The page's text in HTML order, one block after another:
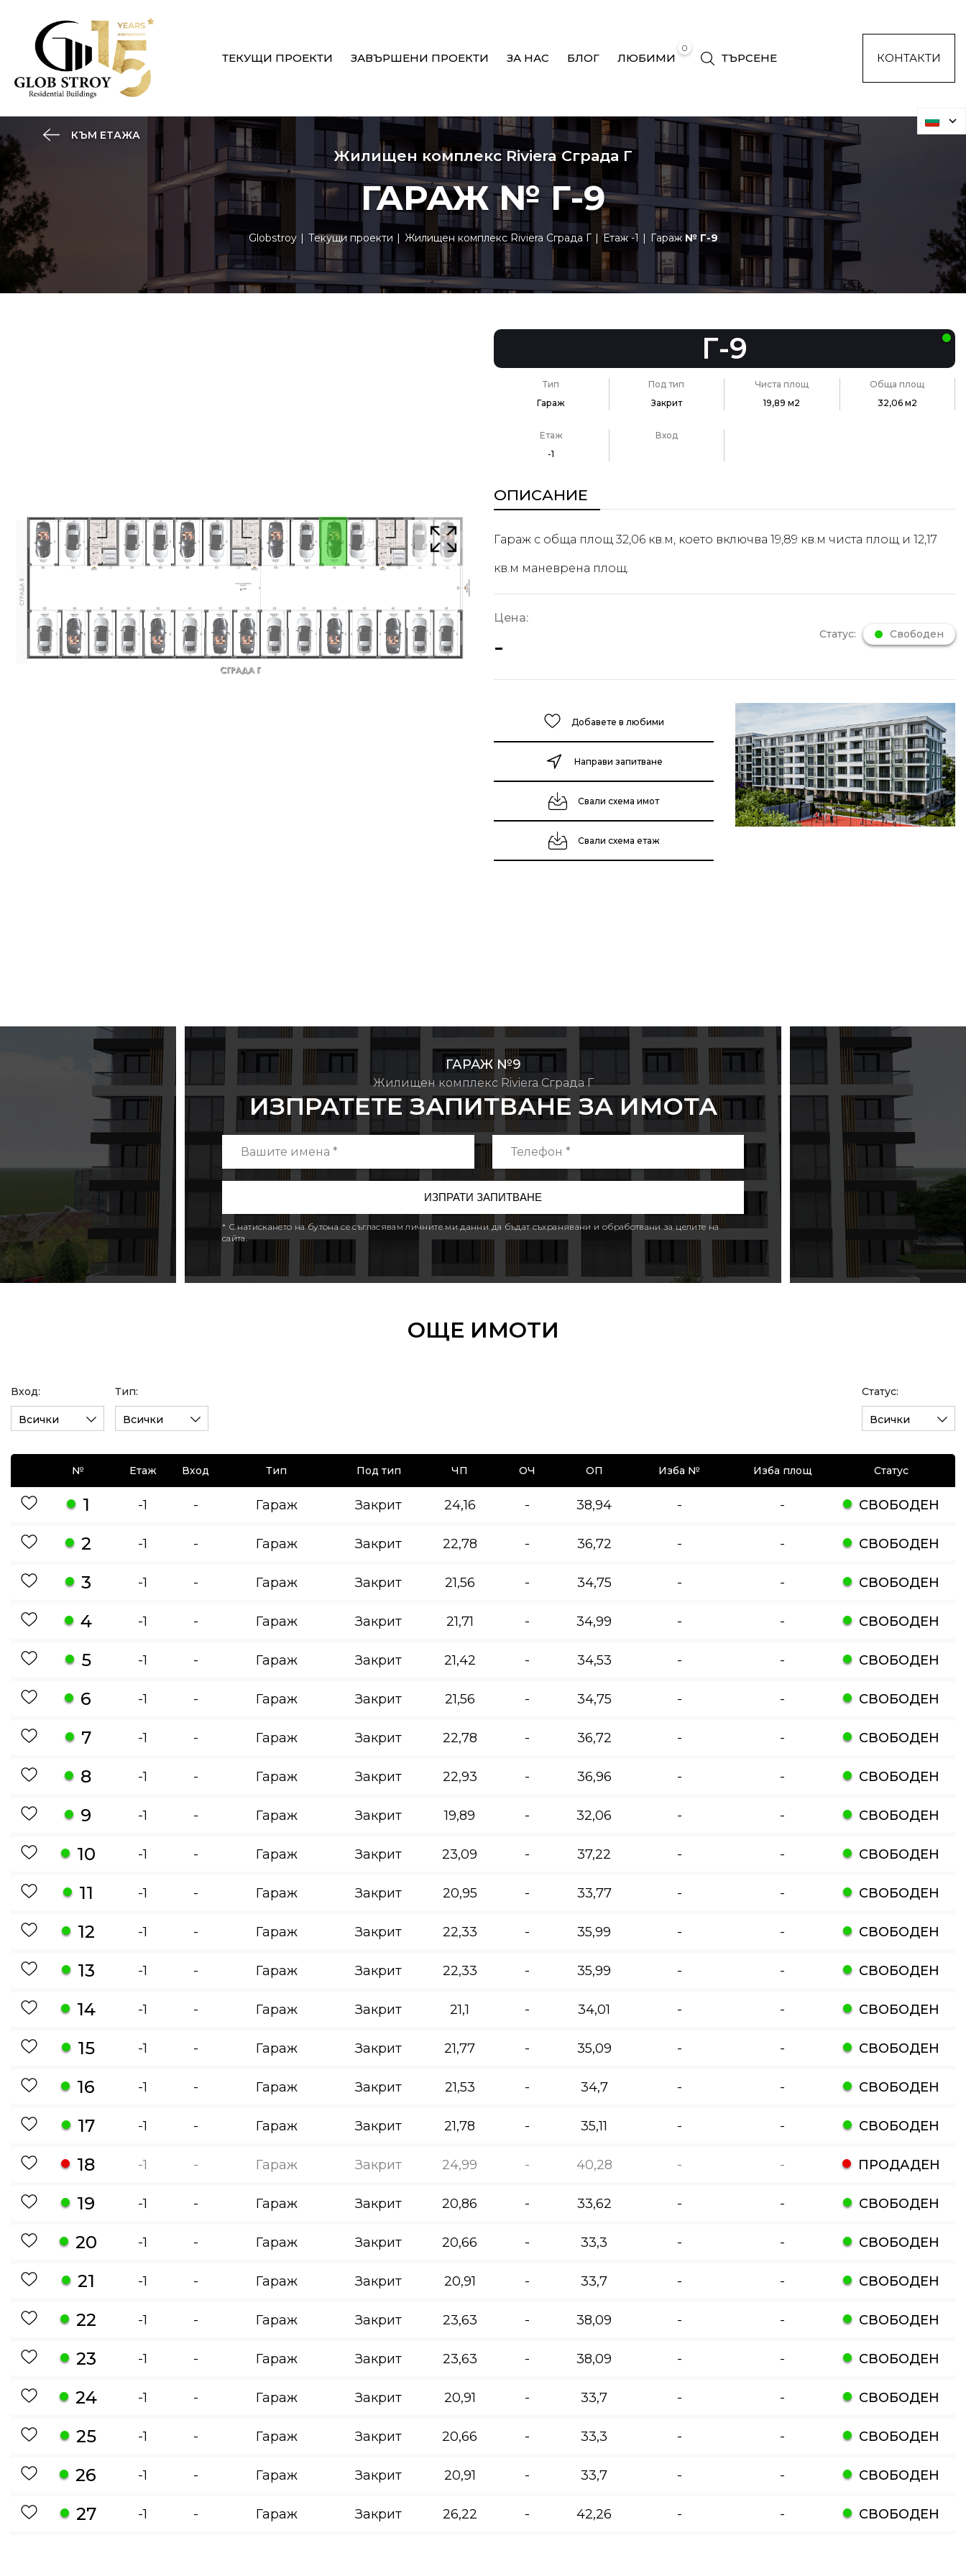
ТЕКУЩИ ПРОЕКТИ ЗАВЪРШЕНИ ПРОЕКТИ ЗА НАС БЛОГ
0
ЛЮБИМИ ТЪРСЕНЕ КОНТАКТИ
КЪМ ЕТАЖА
Жилищен комплекс Riviera Сграда Г
ГАРАЖ № Г-9
Globstroy Текущи проекти Жилищен комплекс Riviera Сграда Г Етаж -1 Гараж№ Г-9
Г-9
Тип
Гараж
Под тип
Закрит
Чиста площ
19,89 м2
Обща площ
32,06 м2
Етаж
-1
Вход
ОПИСАНИЕ
Гараж с обща площ 32,06 кв.м, което включва 19,89 кв.м чиста площ и 12,17
кв.м маневрена площ.
Цена:
- Статус: Свободен
Добавете в любими
Направи запитване
Свали схема имот
Свали схема етаж
ГАРАЖ №9
Жилищен комплекс Riviera Сграда Г
ИЗПРАТЕТЕ ЗАПИТВАНЕ ЗА ИМОТА
* С натискането на бутона се съгласявам личните ми данни да бъдат съхранявани и обработвани за целите на
сайта.
ОЩЕ ИМОТИ
Вход:
Всички
Тип:
Всички
Статус:
Всички
№ Етаж Вход Тип Под тип ЧП ОЧ ОП Изба № Изба площ Статус
1 -1 - Гараж Закрит 24,16 - 38,94 - - СВОБОДЕН
2 -1 - Гараж Закрит 22,78 - 36,72 - - СВОБОДЕН
3 -1 - Гараж Закрит 21,56 - 34,75 - - СВОБОДЕН
4 -1 - Гараж Закрит 21,71 - 34,99 - - СВОБОДЕН
5 -1 - Гараж Закрит 21,42 - 34,53 - - СВОБОДЕН
6 -1 - Гараж Закрит 21,56 - 34,75 - - СВОБОДЕН
7 -1 - Гараж Закрит 22,78 - 36,72 - - СВОБОДЕН
8 -1 - Гараж Закрит 22,93 - 36,96 - - СВОБОДЕН
9 -1 - Гараж Закрит 19,89 - 32,06 - - СВОБОДЕН
10 -1 - Гараж Закрит 23,09 - 37,22 - - СВОБОДЕН
11 -1 - Гараж Закрит 20,95 - 33,77 - - СВОБОДЕН
12 -1 - Гараж Закрит 22,33 - 35,99 - - СВОБОДЕН
13 -1 - Гараж Закрит 22,33 - 35,99 - - СВОБОДЕН
14 -1 - Гараж Закрит 21,1 - 34,01 - - СВОБОДЕН
15 -1 - Гараж Закрит 21,77 - 35,09 - - СВОБОДЕН
16 -1 - Гараж Закрит 21,53 - 34,7 - - СВОБОДЕН
17 -1 - Гараж Закрит 21,78 - 35,11 - - СВОБОДЕН
18 -1 - Гараж Закрит 24,99 - 40,28 - - ПРОДАДЕН
19 -1 - Гараж Закрит 20,86 - 33,62 - - СВОБОДЕН
20 -1 - Гараж Закрит 20,66 - 33,3 - - СВОБОДЕН
21 -1 - Гараж Закрит 20,91 - 33,7 - - СВОБОДЕН
22 -1 - Гараж Закрит 23,63 - 38,09 - - СВОБОДЕН
23 -1 - Гараж Закрит 23,63 - 38,09 - - СВОБОДЕН
24 -1 - Гараж Закрит 20,91 - 33,7 - - СВОБОДЕН
25 -1 - Гараж Закрит 20,66 - 33,3 - - СВОБОДЕН
26 -1 - Гараж Закрит 20,91 - 33,7 - - СВОБОДЕН
27 -1 - Гараж Закрит 26,22 - 42,26 - - СВОБОДЕН